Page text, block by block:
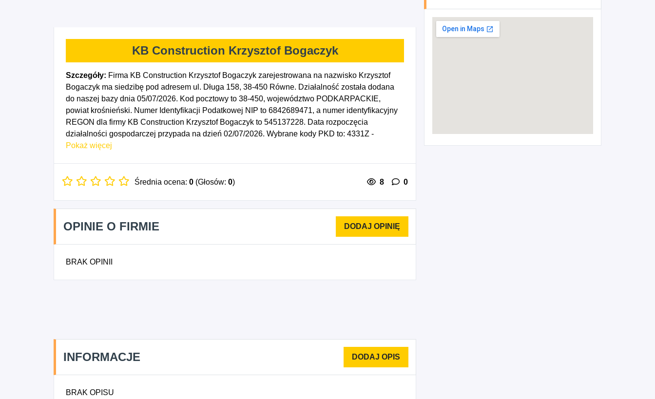
KB Construction Krzysztof Bogaczyk
Szczegóły: Firma KB Construction Krzysztof Bogaczyk zarejestrowana na nazwisko Krzysztof
Bogaczyk ma siedzibę pod adresem ul. Długa 158, 38-450 Równe. Działalność została dodana
do naszej bazy dnia 05/07/2026. Kod pocztowy to 38-450, województwo PODKARPACKIE,
powiat krośnieński. Numer Identyfikacji Podatkowej NIP to 6842689471, a numer identyfikacyjny
REGON dla firmy KB Construction Krzysztof Bogaczyk to 545137228. Data rozpoczęcia
działalności gospodarczej przypada na dzień 02/07/2026. Wybrane kody PKD to: 4331Z -
Tynkowanie, 4332Z - Zakładanie stolarki budowlanej, 4391Z - Wykonywanie konstrukcji i pokryć
mieszkalnych, 4100B - Roboty budowlane związane ze wznoszeniem budynków
Pokaż więcej
Średnia ocena: 0 (Głosów: 0) 8 0
OPINIE O FIRMIE
BRAK OPINII
INFORMACJE
BRAK OPISU